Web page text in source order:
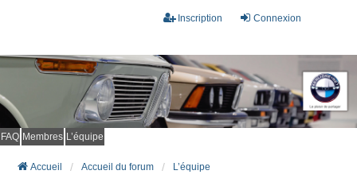
Connexion
Inscription
FAQ Membres L’équipe
Accueil Accueil du forum L’équipe